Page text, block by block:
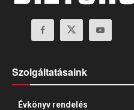
Szolgáltatásaink
Évkönyv rendelés